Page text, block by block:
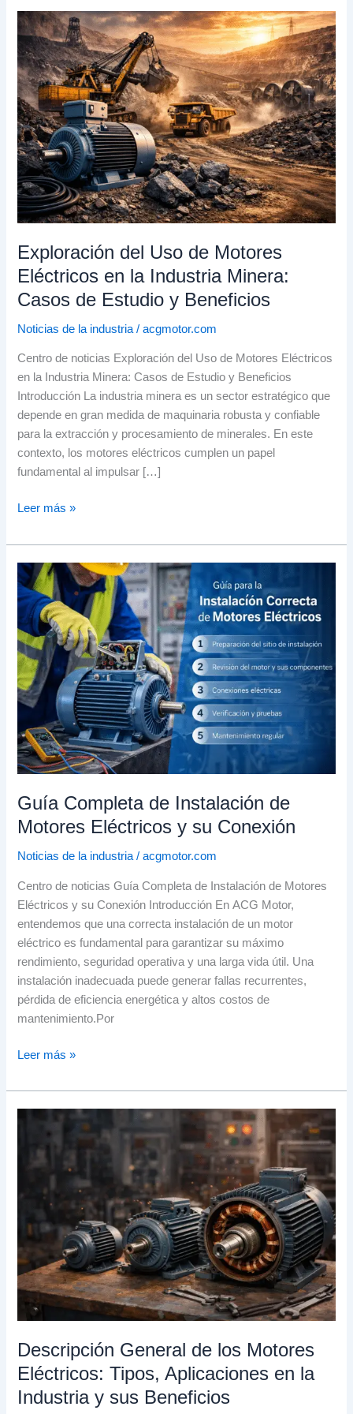
Exploración del Uso de Motores
Eléctricos en la Industria Minera:
Casos de Estudio y Beneficios
Noticias de la industria /acgmotor.com
Centro de noticias Exploración del Uso de Motores Eléctricos
en la Industria Minera: Casos de Estudio y Beneficios
Introducción La industria minera es un sector estratégico que
depende en gran medida de maquinaria robusta y confiable
para la extracción y procesamiento de minerales. En este
contexto, los motores eléctricos cumplen un papel
fundamental al impulsar […]
Exploración
del
Uso
de
Motores
Eléctricos
en
la
Industria
Minera:
Casos
Estudio
y
Beneficios
Leer más »
Guía Completa de Instalación de
Motores Eléctricos y su Conexión
Noticias de la industria /acgmotor.com
Centro de noticias Guía Completa de Instalación de Motores
Eléctricos y su Conexión Introducción En ACG Motor,
entendemos que una correcta instalación de un motor
eléctrico es fundamental para garantizar su máximo
rendimiento, seguridad operativa y una larga vida útil. Una
instalación inadecuada puede generar fallas recurrentes,
pérdida de eficiencia energética y altos costos de
mantenimiento.Por
Guía
Completa
de
Instalación
de
Motores
Eléctricos
y
Conexión
Leer más »
Descripción General de los Motores
Eléctricos: Tipos, Aplicaciones en la
Industria y sus Beneficios
Descripción
General
Motores
Eléctricos:
Tipos,
Aplicaciones
en
la
Industria
sus
Beneficios